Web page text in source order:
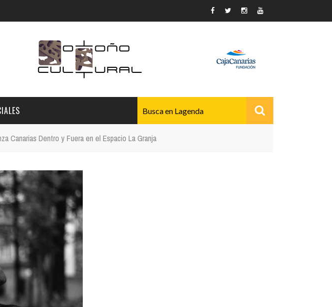
Cultura
Deporte y Naturaleza
Gastro
Infantil
Música
Escénicas
TAGANANA 2026
TENERIFE
PHE FESTIVAL 2026
DE CUENTO
Canarias Dentro y Fuera en el Espacio La Granja